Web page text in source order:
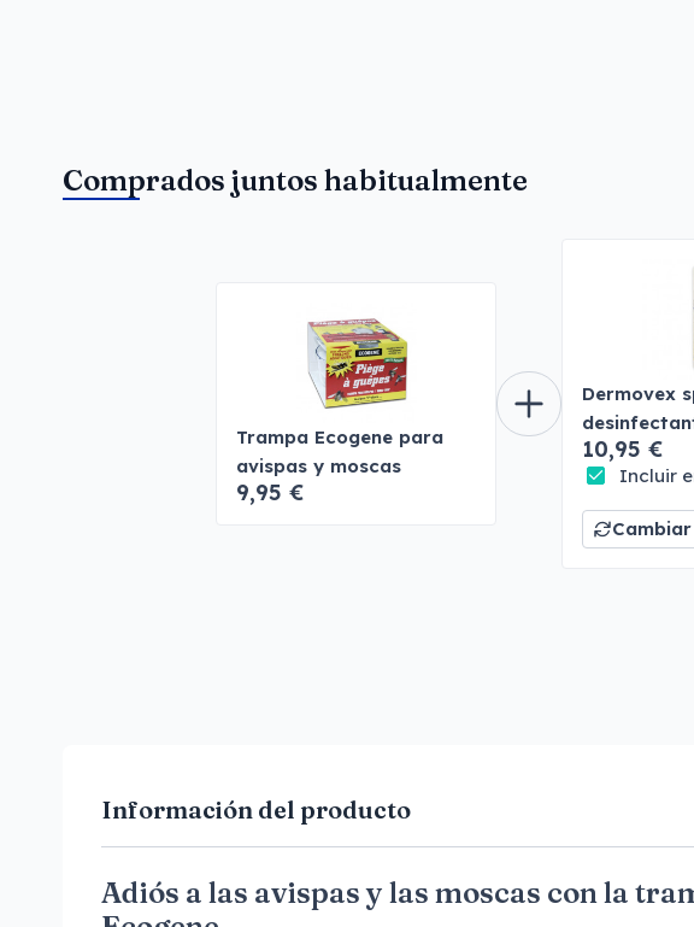
Comprados juntos habitualmente
Trampa Ecogene para
avispas y moscas
9,95 €
Dermovex
10,95 €
Incluir
Cambiar
Información del producto
Adiós a las avispas y las moscas con la